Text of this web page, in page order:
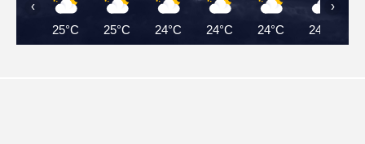
25°C 25°C 24°C 24°C 24°C 24°C
‹ ›